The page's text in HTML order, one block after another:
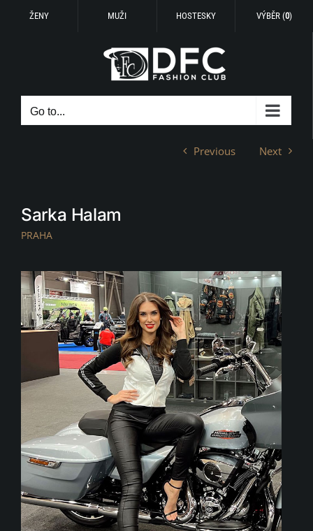
ŽENY MUŽI HOSTESKY VÝBĚR (0)
Go to...
Previous Next
Sarka Halam
PRAHA